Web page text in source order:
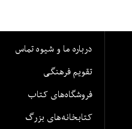
درباره ما و شیوه تماس
تقویم فرهنگی
فروشگاه‌های کتاب
کتابخانه‌های بزرگ